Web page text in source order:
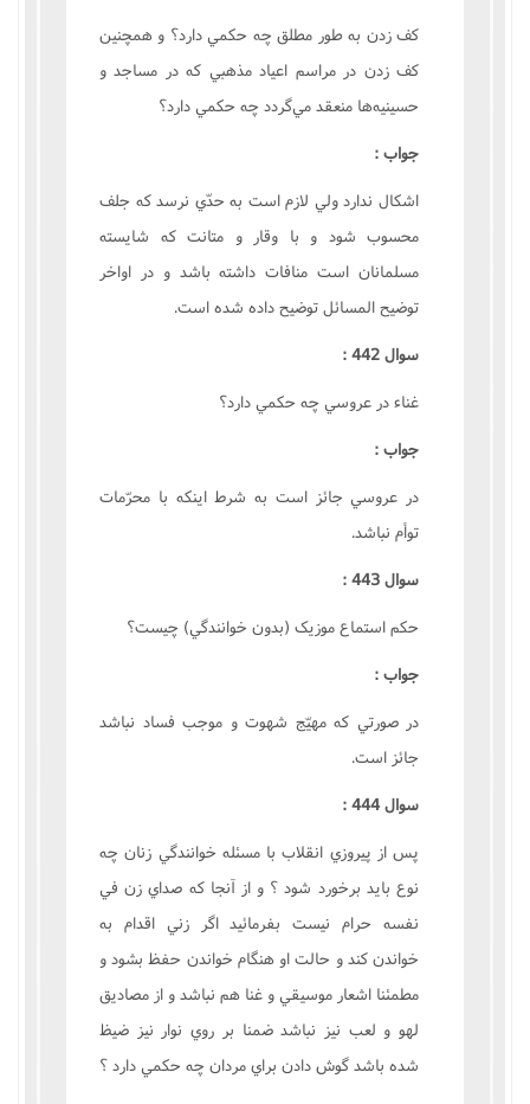
کف زدن به طور مطلق چه حکمي دارد؟ و همچنين
کف زدن در مراسم اعياد مذهبي که در مساجد و
حسينيه‌ها منعقد مي‌گردد چه حکمي دارد؟
جواب :
اشکال ندارد ولي لازم است به حدّي نرسد که جلف
محسوب شود و با وقار و متانت که شايسته
مسلمانان است منافات داشته باشد و در اواخر
توضيح المسائل توضيح داده شده است.
سوال 442 :
غناء در عروسي چه حکمي دارد؟
جواب :
در عروسي جائز است به شرط اينکه با محرّمات
توأم نباشد.
سوال 443 :
حکم استماع موزيک (بدون خوانندگي) چيست؟
جواب :
در صورتي که مهيّج شهوت و موجب فساد نباشد
جائز است.
سوال 444 :
پس از پيروزي انقلاب با مسئله خوانندگي زنان چه
نوع بايد برخورد شود ؟ و از آنجا که صداي زن في
نفسه حرام نيست بفرمائيد اگر زني اقدام به
خواندن کند و حالت او هنگام خواندن حفظ بشود و
مطمئنا اشعار موسيقي و غنا هم نباشد و از مصاديق
لهو و لعب نيز نباشد ضمنا بر روي نوار نيز ضيظ
شده باشد گوش دادن براي مردان چه حکمي دارد ؟